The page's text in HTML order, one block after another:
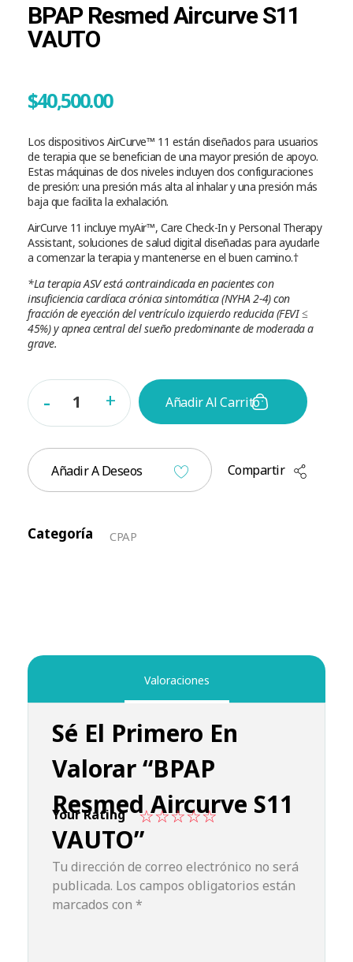
BPAP Resmed Aircurve S11
VAUTO
$40,500.00
Los dispositivos AirCurve™ 11 están diseñados para usuarios
de terapia que se benefician de una mayor presión de apoyo.
Estas máquinas de dos niveles incluyen dos configuraciones
de presión: una presión más alta al inhalar y una presión más
baja que facilita la exhalación.
AirCurve 11 incluye myAir™, Care Check-In y Personal Therapy
Assistant, soluciones de salud digital diseñadas para ayudarle
a comenzar la terapia y mantenerse en el buen camino.†
*La terapia ASV está contraindicada en pacientes con
insuficiencia cardíaca crónica sintomática (NYHA 2-4) con
fracción de eyección del ventrículo izquierdo reducida (FEVI ≤
45%) y apnea central del sueño predominante de moderada a
grave.
Añadir Al Carrito
Añadir A Deseos Compartir
Categoría CPAP
Valoraciones
Sé El Primero En
Valorar “BPAP
Resmed Aircurve S11
VAUTO”
Tu dirección de correo electrónico no será
publicada. Los campos obligatorios están
marcados con*
Your Rating